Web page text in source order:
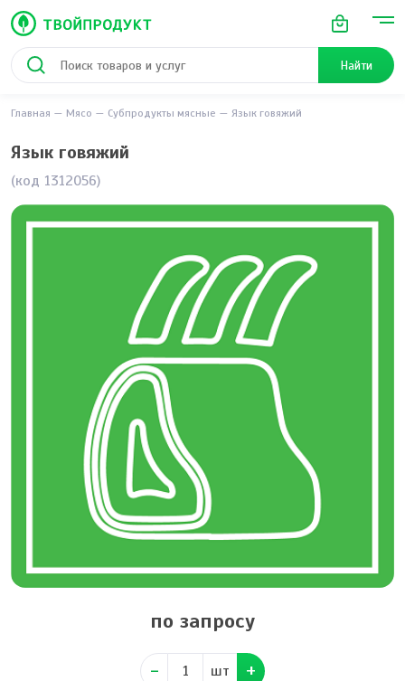
Найти
Главная Мясо Субпродукты мясные Язык говяжий
Язык говяжий
(код 1312056)
по запросу
шт